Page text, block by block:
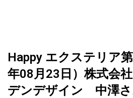
Happy エクステリア
年08月23日）株式会
デンデザイン 中澤さ